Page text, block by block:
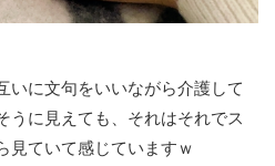
いに文句をいいながら介護して
うに見えても、それはそれでス
見ていて感じていますｗ